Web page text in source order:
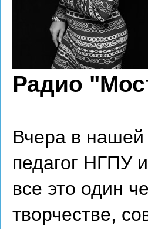
Радио
Вчера в
педагог НГПУ
все это один
творчестве,